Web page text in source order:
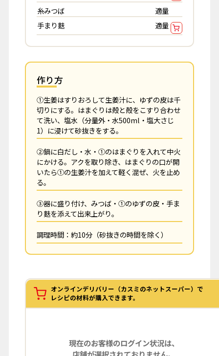
糸みつば
適量
手まり麩
適量
作り方
①生姜はすりおろして生姜汁に、ゆずの皮は千
切りにする。はまぐりは殻と殻をこすり合わせ
て洗い、塩水（分量外・水500ml・塩大さじ
1）に浸けて砂抜きをする。
②鍋に白だし・水・①のはまぐりを入れて中火
にかける。アクを取り除き、はまぐりの口が開
いたら①の生姜汁を加えて軽く混ぜ、火を止め
る。
③器に盛り付け、みつば・①のゆずの皮・手ま
り麩を添えて出来上がり。
調理時間：約10分（砂抜きの時間を除く）
オンラインデリバリー（カスミのネットスーパー）で
レシピの材料が購入できます。